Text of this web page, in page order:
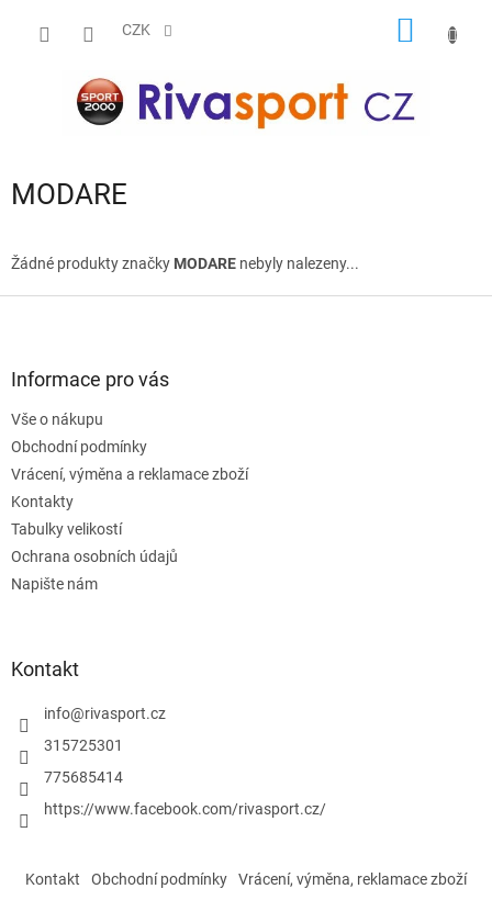
CZK
MODARE
Žádné produkty značky MODARE nebyly nalezeny...
Informace pro vás
Vše o nákupu
Obchodní podmínky
Vrácení, výměna a reklamace zboží
Kontakty
Tabulky velikostí
Ochrana osobních údajů
Napište nám
Kontakt
info@rivasport.cz
315725301
775685414
https://www.facebook.com/rivasport.cz/
Kontakt Obchodní podmínky Vrácení, výměna, reklamace zboží